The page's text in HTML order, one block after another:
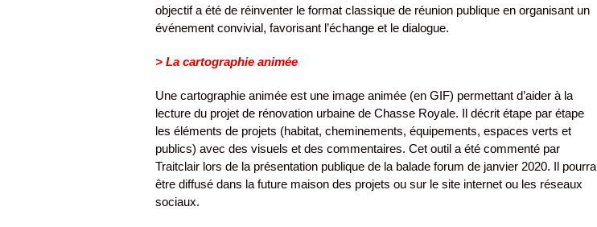
objectif a été de réinventer le format classique de réunion publique en organisant un
événement convivial, favorisant l’échange et le dialogue.
> La cartographie animée
Une cartographie animée est une image animée (en GIF) permettant d’aider à la
lecture du projet de rénovation urbaine de Chasse Royale. Il décrit étape par étape
les éléments de projets (habitat, cheminements, équipements, espaces verts et
publics) avec des visuels et des commentaires. Cet outil a été commenté par
Traitclair lors de la présentation publique de la balade forum de janvier 2020. Il pourra
être diffusé dans la future maison des projets ou sur le site internet ou les réseaux
sociaux.